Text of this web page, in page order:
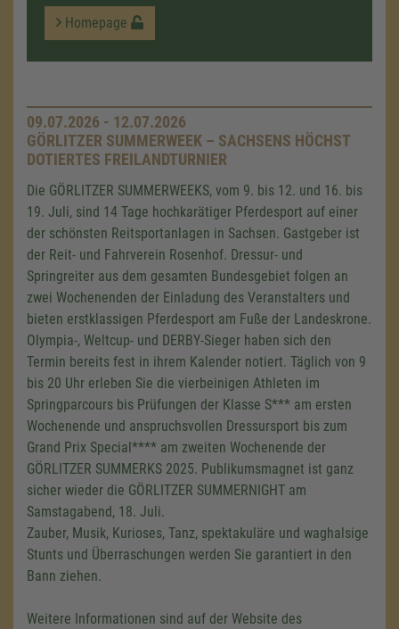
Homepage
09.07.2026 - 12.07.2026
GÖRLITZER SUMMERWEEK – SACHSENS HÖCHST
DOTIERTES FREILANDTURNIER
Die GÖRLITZER SUMMERWEEKS, vom 9. bis 12. und 16. bis
19. Juli, sind 14 Tage hochkarätiger Pferdesport auf einer
der schönsten Reitsportanlagen in Sachsen. Gastgeber ist
der Reit- und Fahrverein Rosenhof. Dressur- und
Springreiter aus dem gesamten Bundesgebiet folgen an
zwei Wochenenden der Einladung des Veranstalters und
bieten erstklassigen Pferdesport am Fuße der Landeskrone.
Olympia-, Weltcup- und DERBY-Sieger haben sich den
Termin bereits fest in ihrem Kalender notiert. Täglich von 9
bis 20 Uhr erleben Sie die vierbeinigen Athleten im
Springparcours bis Prüfungen der Klasse S*** am ersten
Wochenende und anspruchsvollen Dressursport bis zum
Grand Prix Special**** am zweiten Wochenende der
GÖRLITZER SUMMERKS 2025. Publikumsmagnet ist ganz
sicher wieder die GÖRLITZER SUMMERNIGHT am
Samstagabend, 18. Juli.
Zauber, Musik, Kurioses, Tanz, spektakuläre und waghalsige
Stunts und Überraschungen werden Sie garantiert in den
Bann ziehen.
Weitere Informationen sind auf der Website des